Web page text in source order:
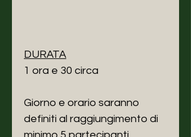
DURATA
1 ora e 30 circa
Giorno e orario saranno
definiti al raggiungimento di